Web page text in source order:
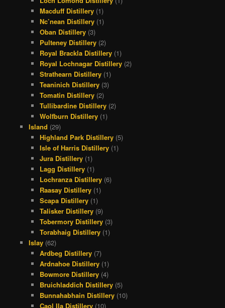
Macduff Distillery (1)
Nc’nean Distillery (1)
Oban Distillery (3)
Pulteney Distillery (2)
Royal Brackla Distillery (1)
Royal Lochnagar Distillery (2)
Strathearn Distillery (1)
Teaninich Distillery (3)
Tomatin Distillery (2)
Tullibardine Distillery (2)
Wolfburn Distillery (1)
Island (29)
Highland Park Distillery (5)
Isle of Harris Distillery (1)
Jura Distillery (1)
Lagg Distillery (1)
Lochranza Distillery (6)
Raasay Distillery (1)
Scapa Distillery (1)
Talisker Distillery (9)
Tobermory Distillery (3)
Torabhaig Distillery (1)
Islay(62)
Ardbeg Distillery (7)
Ardnahoe Distillery (1)
Bowmore Distillery (4)
Bruichladdich Distillery (5)
Bunnahabhain Distillery (10)
Caol Ila Distillery (10)